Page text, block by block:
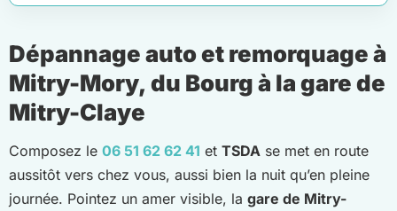
Dépannage auto et remorquage à
Mitry-Mory, du Bourg à la gare de
Mitry-Claye
Composez le 06 51 62 62 41 et TSDA se met en route
aussitôt vers chez vous, aussi bien la nuit qu’en pleine
journée. Pointez un amer visible, la gare de Mitry-